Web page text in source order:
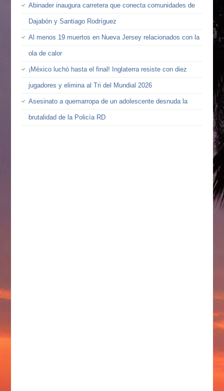
Abinader inaugura carretera que conecta comunidades de
Dajabón y Santiago Rodríguez
Al menos 19 muertos en Nueva Jersey relacionados con la
ola de calor
¡México luchó hasta el final! Inglaterra resiste con diez
jugadores y elimina al Tri del Mundial 2026
Asesinato a quemarropa de un adolescente desnuda la
brutalidad de la Policía RD